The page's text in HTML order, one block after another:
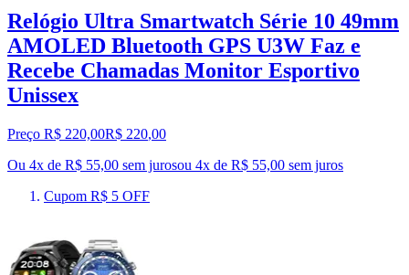
Relógio Ultra Smartwatch Série 10 49mm
AMOLED Bluetooth GPS U3W Faz e
Recebe Chamadas Monitor Esportivo
Unissex
Preço R$ 220,00R$ 220,00
Ou 4x de R$ 55,00 sem jurosou 4x de R$ 55,00 sem juros
Cupom R$ 5 OFF